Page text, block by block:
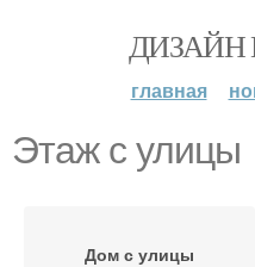
ДИЗАЙН
главная
Этаж с улицы
Дом с улицы